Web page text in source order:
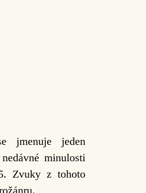
jmenuje jeden
minulosti
Zvuky z tohoto